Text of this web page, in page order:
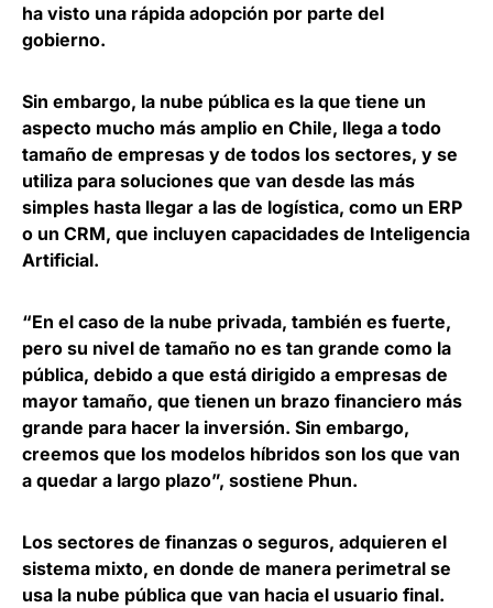
ha visto una rápida adopción por parte del
gobierno.
Sin embargo, la nube pública es la que tiene un
aspecto mucho más amplio en Chile, llega a todo
tamaño de empresas y de todos los sectores, y se
utiliza para soluciones que van desde las más
simples hasta llegar a las de logística, como un ERP
o un CRM, que incluyen capacidades de Inteligencia
Artificial.
“En el caso de la nube privada, también es fuerte,
pero su nivel de tamaño no es tan grande como la
pública, debido a que está dirigido a empresas de
mayor tamaño, que tienen un brazo financiero más
grande para hacer la inversión. Sin embargo,
creemos que los modelos híbridos son los que van
a quedar a largo plazo”, sostiene Phun.
Los sectores de finanzas o seguros, adquieren el
sistema mixto, en donde de manera perimetral se
usa la nube pública que van hacia el usuario final.